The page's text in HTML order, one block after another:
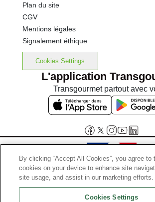
Plan du site
CGV
Mentions légales
Signalement éthique
Cookies Settings
L'application
Transgourmet partout avec
Interdiction de vente de boissons
moins de 18 ans
By clicking “Accept All Cookies”, you agree to
cookies on your device to enhance site
site usage, and assist in our marketing efforts.
Cookies Settings